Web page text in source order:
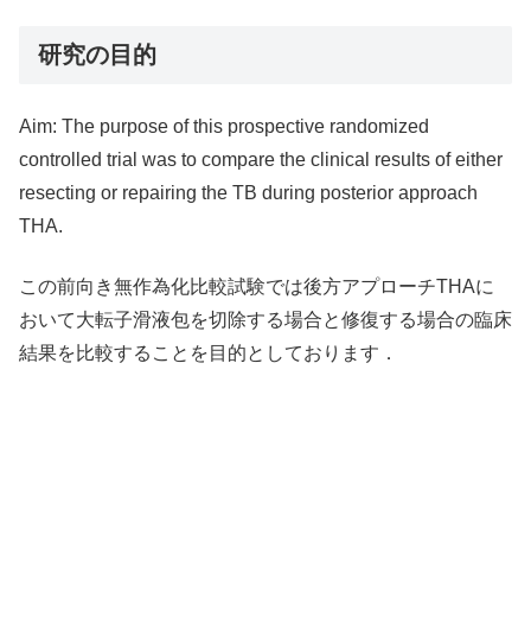
研究の目的
Aim: The purpose of this prospective randomized
controlled trial was to compare the clinical results of either
resecting or repairing the TB during posterior approach
THA.
この前向き無作為化比較試験では後方アプローチTHAに
おいて大転子滑液包を切除する場合と修復する場合の臨床
結果を比較することを目的としております．